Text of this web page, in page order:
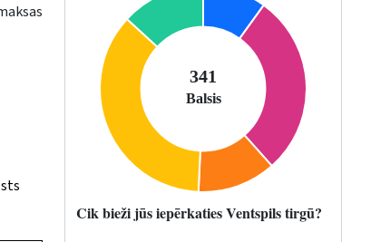
Cik bieži jūs iepērkaties Ventspils tirgū?